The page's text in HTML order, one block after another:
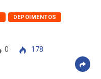
DEPOIMENTOS
0
178